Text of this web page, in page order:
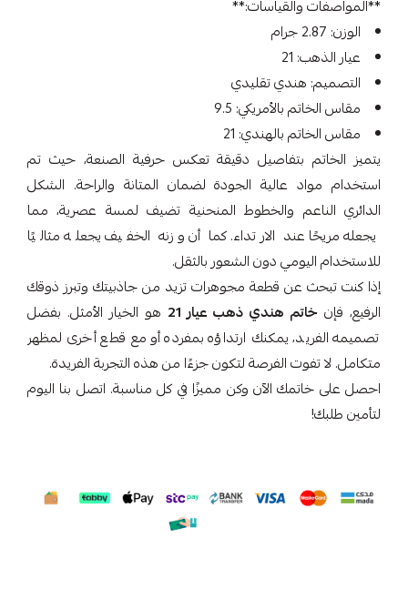
**المواصفات والقياسات:**
الوزن: 2.87 جرام
عيار الذهب: 21
التصميم: هندي تقليدي
مقاس الخاتم بالأمريكي: 9.5
مقاس الخاتم بالهندي: 21
يتميز الخاتم بتفاصيل دقيقة تعكس حرفية الصنعة، حيث تم
استخدام مواد عالية الجودة لضمان المتانة والراحة. الشكل
الدائري الناعم والخطوط المنحنية تضيف لمسة عصرية، مما
يجعله مريحًا عند الارتداء. كما أن وزنه الخفيف يجعله مثاليًا
للاستخدام اليومي دون الشعور بالثقل.
إذا كنت تبحث عن قطعة مجوهرات تزيد من جاذبيتك وتبرز ذوقك
الرفيع، فإن خاتم هندي ذهب عيار 21
هو الخيار الأمثل. بفضل
تصميمه الفريد، يمكنك ارتداؤه بمفرده أو مع قطع أخرى لمظهر
متكامل. لا تفوت الفرصة لتكون جزءًا من هذه التجربة الفريدة.
احصل على خاتمك الآن وكن مميزًا في كل مناسبة. اتصل بنا اليوم
لتأمين طلبك!